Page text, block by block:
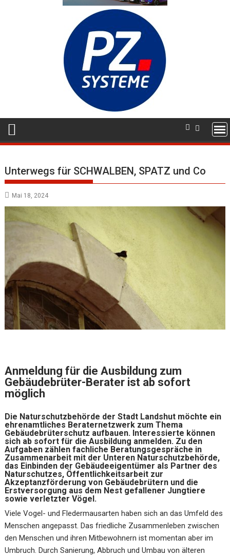
Unterwegs für SCHWALBEN, SPATZ und Co
Mai 18, 2024
Anmeldung für die Ausbildung zum
Gebäudebrüter-Berater ist ab sofort
möglich
Die Naturschutzbehörde der Stadt Landshut möchte ein
ehrenamtliches Beraternetzwerk zum Thema
Gebäudebrüterschutz aufbauen. Interessierte können
sich ab sofort für die Ausbildung anmelden. Zu den
Aufgaben zählen fachliche Beratungsgespräche in
Zusammenarbeit mit der Unteren Naturschutzbehörde,
das Einbinden der Gebäudeeigentümer als Partner des
Naturschutzes, Öffentlichkeitsarbeit zur
Akzeptanzförderung von Gebäudebrütern und die
Erstversorgung aus dem Nest gefallener Jungtiere
sowie verletzter Vögel.
Viele Vogel- und Fledermausarten haben sich an das Umfeld des
Menschen angepasst. Das friedliche Zusammenleben zwischen
den Menschen und ihren Mitbewohnern ist momentan aber im
Umbruch. Durch Sanierung, Abbruch und Umbau von älteren